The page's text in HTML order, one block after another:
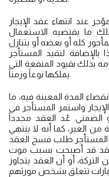
عند انتهاء عقد الإيجار
ما يقتضيه الاستعمال
كله أو بعضه أو يتنازل
بالإضافة لتقيد المستأجر
بذلك بقيود المنفعة التي
يملكها نوعاً وزمناً.
المدة المعينة فيه، ما
واستمر المستأجر في
أو الضمني عُد العقد مجدداً
الغير، كما أنه لا ينتهي
المستأجر طلب فسخ العقد
العقد قد أصبحت بسبب موت
أو أن العقد يتجاوز